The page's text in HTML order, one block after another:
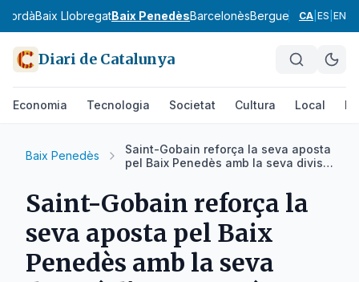
Baix LlobregatBaix PenedèsBarcelonèsBerguedàCerdanya
CA ES EN
Diari de Catalunya
Economia Tecnologia Societat Cultura Local
Baix Penedès
Saint-Gobain reforça la seva aposta
pel Baix Penedès amb la seva divisió
Saint-Gobain reforça la
seva aposta pel Baix
Penedès amb la seva